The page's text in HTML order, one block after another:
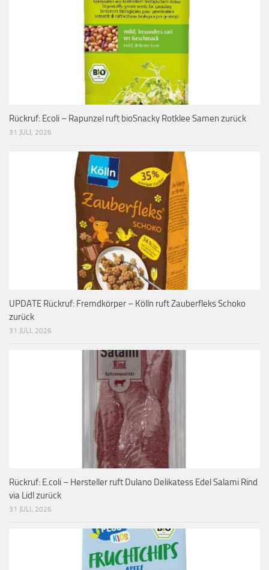
Rückruf: Ecoli – Rapunzel ruft bioSnacky Rotklee Samen zurück
31 JULI, 2026
UPDATE Rückruf: Fremdkörper – Kölln ruft Zauberfleks Schoko
zurück
31 JULI, 2026
Rückruf: E.coli – Hersteller ruft Dulano Delikatess Edel Salami Rind
via Lidl zurück
31 JULI, 2026